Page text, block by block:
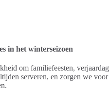
in het winterseizoen
om familiefeesten,
serveren, en zorgen we